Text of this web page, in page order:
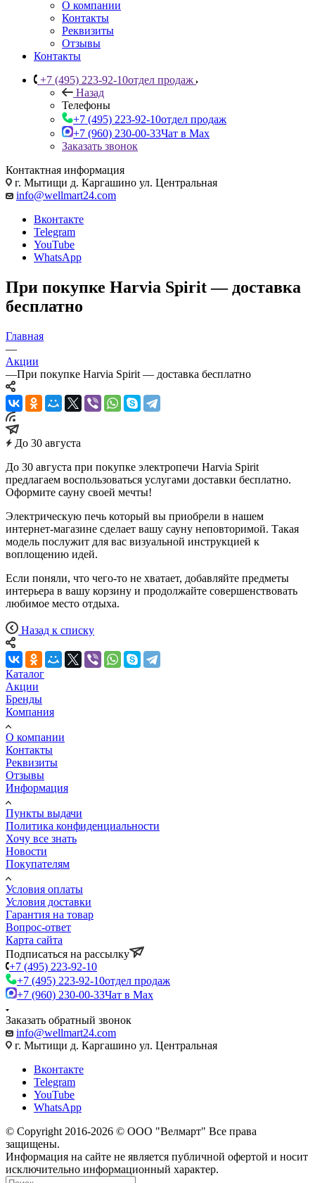
О компании
Контакты
Реквизиты
Отзывы
Контакты
+7 (495) 223-92-10отдел продаж
Назад
Телефоны
+7 (495) 223-92-10отдел продаж
+7 (960) 230-00-33Чат в Max
Заказать звонок
Контактная информация
г. Мытищи д. Каргашино ул. Центральная
info@wellmart24.com
Вконтакте
Telegram
YouTube
WhatsApp
При покупке Harvia Spirit — доставка
бесплатно
Главная
—
Акции
—При покупке Harvia Spirit — доставка бесплатно
До 30 августа
До 30 августа при покупке электропечи Harvia Spirit
предлагаем воспользоваться услугами доставки бесплатно.
Оформите сауну своей мечты!
Электрическую печь который вы приобрели в нашем
интернет-магазине сделает вашу сауну неповторимой. Такая
модель послужит для вас визуальной инструкцией к
воплощению идей.
Если поняли, что чего-то не хватает, добавляйте предметы
интерьера в вашу корзину и продолжайте совершенствовать
любимое место отдыха.
Назад к списку
Каталог
Акции
Бренды
Компания
О компании
Контакты
Реквизиты
Отзывы
Информация
Пункты выдачи
Политика конфиденциальности
Хочу все знать
Новости
Покупателям
Условия оплаты
Условия доставки
Гарантия на товар
Вопрос-ответ
Карта сайта
Подписаться на рассылку
+7 (495) 223-92-10
+7 (495) 223-92-10отдел продаж
+7 (960) 230-00-33Чат в Max
Заказать обратный звонок
info@wellmart24.com
г. Мытищи д. Каргашино ул. Центральная
Вконтакте
Telegram
YouTube
WhatsApp
© Сopyright 2016-2026 © ООО "Велмарт" Все права
защищены.
Информация на сайте не является публичной офертой и носит
исключительно информационный характер.